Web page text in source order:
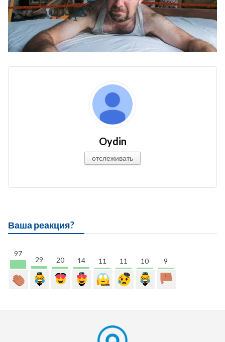
Oydin
отслеживать
Ваша реакция?
97
29 20 14 11 11 10 9